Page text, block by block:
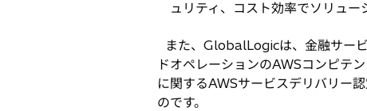
ュリティ、コスト効率でソリュー
また、GlobalLogicは、金融サー
ドオペレーションのAWSコンピ
に関するAWSサービスデリバリー
のです。